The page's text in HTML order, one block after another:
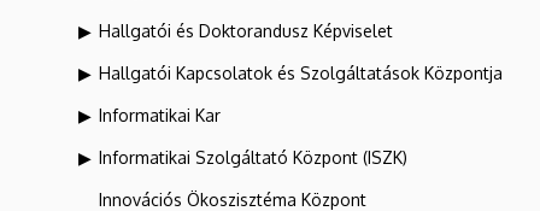
Hallgatói és Doktorandusz Képviselet
Hallgatói Kapcsolatok és Szolgáltatások Központja
Informatikai Kar
Informatikai Szolgáltató Központ (ISZK)
Innovációs Ökoszisztéma Központ